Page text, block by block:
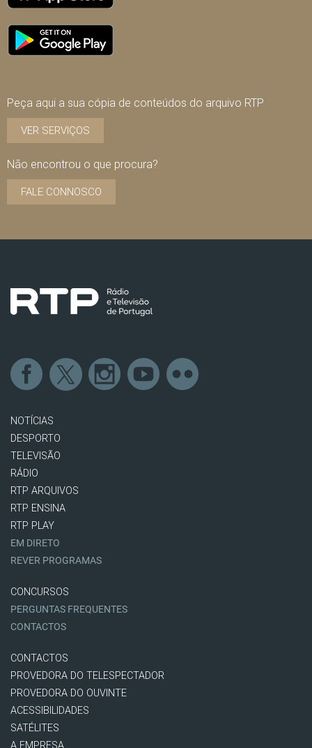
Peça aqui a sua cópia de conteúdos do arquivo RTP
VER SERVIÇOS
Não encontrou o que procura?
FALE CONNOSCO
NOTÍCIAS
DESPORTO
TELEVISÃO
RÁDIO
RTP ARQUIVOS
RTP ENSINA
RTP PLAY
EM DIRETO
REVER PROGRAMAS
CONCURSOS
PERGUNTAS FREQUENTES
CONTACTOS
CONTACTOS
PROVEDORA DO TELESPECTADOR
PROVEDORA DO OUVINTE
ACESSIBILIDADES
SATÉLITES